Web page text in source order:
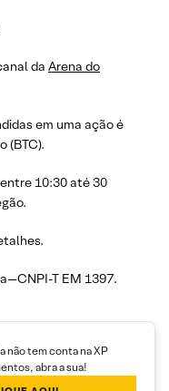
da Arena do
em uma ação é
(BTC).
10:30 até 30
T EM 1397.
não tem conta na XP
abra a sua!